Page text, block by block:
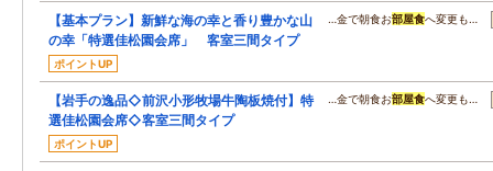
【基本プラン】新鮮な海の幸と香り豊かな山
の幸「特選佳松園会席」 客室三間タイプ
ポイントUP
…金で朝食お部屋食へ変更も…
【岩手の逸品◇前沢小形牧場牛陶板焼付】特
選佳松園会席◇客室三間タイプ
ポイントUP
…金で朝食お部屋食へ変更も…